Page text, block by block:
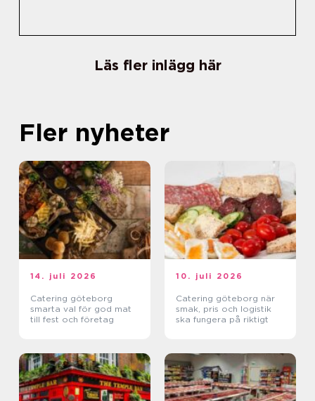
Läs fler inlägg här
Fler nyheter
14. juli 2026
Catering göteborg
smarta val för god mat
till fest och företag
10. juli 2026
Catering göteborg när
smak, pris och logistik
ska fungera på riktigt